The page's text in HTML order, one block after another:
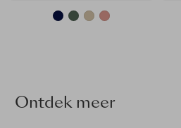
Ontdek meer